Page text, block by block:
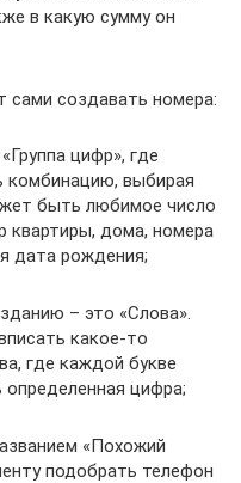
в какую сумму он
сами создавать номера:
цифр», где
выбирая
быть любимое число
квартиры, дома, номера
дата рождения;
– это «Слова».
какое-то
где каждой букве
цифра;
«Похожий
подобрать телефон